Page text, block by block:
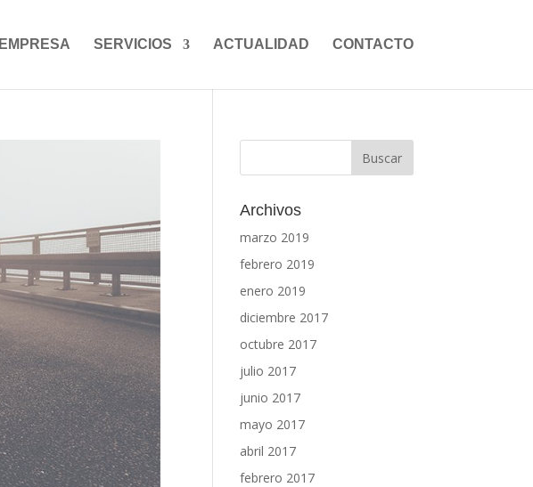
EMPRESA SERVICIOS ACTUALIDAD CONTACTO
Archivos
marzo 2019
febrero 2019
enero 2019
diciembre 2017
octubre 2017
julio 2017
junio 2017
mayo 2017
abril 2017
febrero 2017